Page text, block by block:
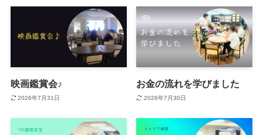
映画鑑賞会♪
2026年7月31日
お金の流れを学びました
2026年7月30日